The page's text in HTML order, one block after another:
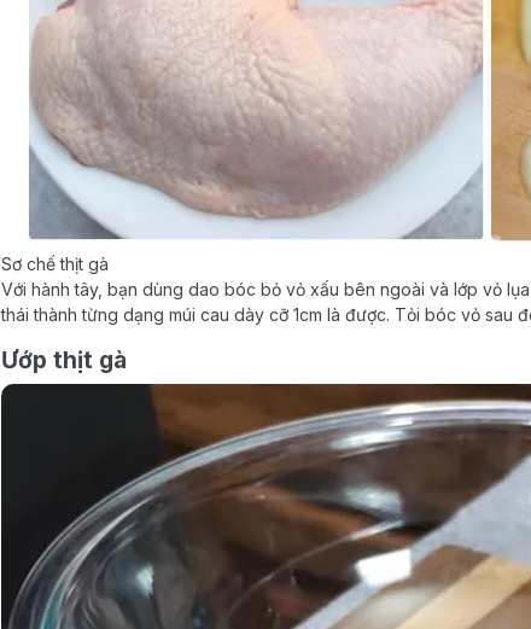
Sơ chế thịt gà
Với hành tây, bạn dùng dao bóc bỏ vỏ xấu bên ngoài và lớp vỏ
thái thành từng dạng múi cau dày cỡ 1cm là được. Tỏi bóc vỏ sau
Ướp thịt gà